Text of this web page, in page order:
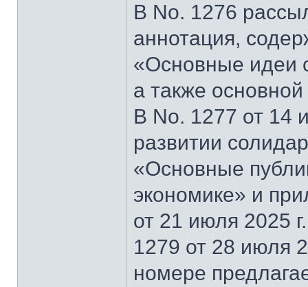
В No. 1276
аннотация,
«Основные идеи
а также
В No. 1277 от 14
развитии
«Основные
экономике» и
от 21 июля 2025
1279 от 28 июля
номере